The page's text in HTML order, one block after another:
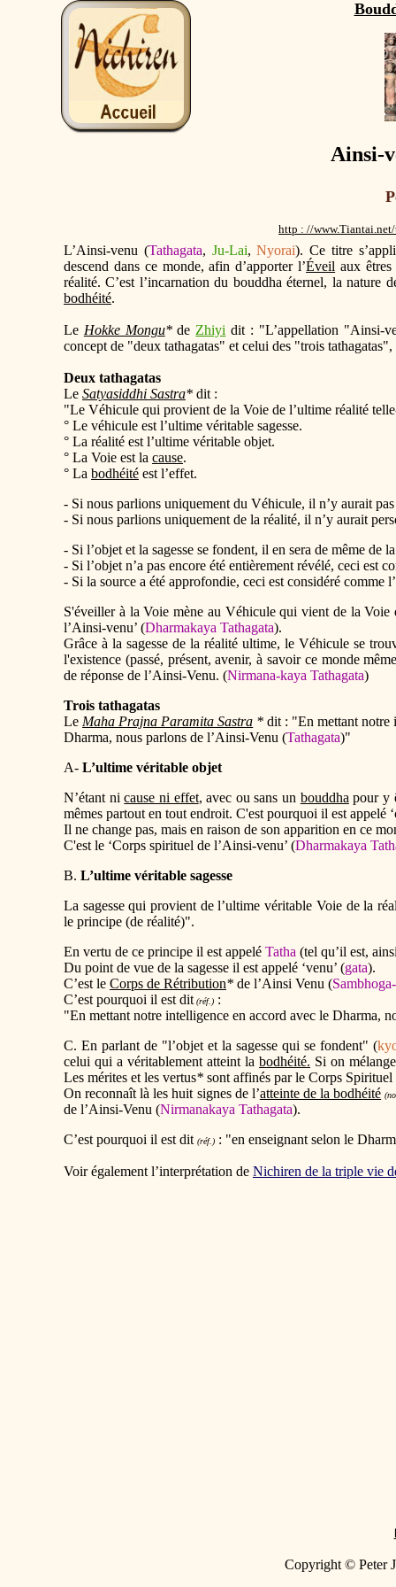
Ainsi-
http : //
L’Ainsi-venu (Tathagata, Ju-Lai,Nyorai). Ce titre
descend dans ce monde, afin d’apporter l’Éveil aux
réalité. C’est l’incarnation du bouddha éternel, la nature
bodhéité.
Le Hokke Mongu* de Zhiyi dit : "L’appellation "Ainsi-
concept de "deux tathagatas" et celui des "trois
Deux tathagatas
Le Satyasiddhi Sastra* dit :
"Le Véhicule qui provient de la Voie de l’ultime réalité
° Le véhicule est l’ultime véritable sagesse.
° La réalité est l’ultime véritable objet.
° La Voie est la cause.
° La bodhéité est l’effet.
- Si nous parlions uniquement du Véhicule, il n’y aurait
- Si nous parlions uniquement de la réalité, il n’y aurait
- Si l’objet et la sagesse se fondent, il en sera de même de
- Si l’objet n’a pas encore été entièrement révélé, ceci est
- Si la source a été approfondie, ceci est considéré comme
S'éveiller à la Voie mène au Véhicule qui vient de la
l’Ainsi-venu’ (Dharmakaya Tathagata).
Grâce à la sagesse de la réalité ultime, le Véhicule se
l'existence (passé, présent, avenir, à savoir ce monde
de réponse de l’Ainsi-Venu. (Nirmana-kaya Tathagata)
Trois tathagatas
Le Maha Prajna Paramita Sastra * dit : "En mettant notre
Dharma, nous parlons de l’Ainsi-Venu (Tathagata)"
A- L’ultime véritable objet
N’étant nicause ni effet, avec ou sans un bouddha pour y
mêmes partout en tout endroit. C'est pourquoi il est appelé
Il ne change pas, mais en raison de son apparition en ce
C'est le ‘Corps spirituel de l’Ainsi-venu’ (Dharmakaya
B. L’ultime véritable sagesse
La sagesse qui provient de l’ultime véritable Voie de la
le principe (de réalité)".
En vertu de ce principe il est appelé Tatha (tel qu’il est,
Du point de vue de la sagesse il est appelé ‘venu’ (gata).
C’est le Corps de Rétribution* de l’Ainsi Venu (
C’est pourquoi il est dit (réf.) :
"En mettant notre intelligence en accord avec le Dharma,
C. En parlant de "l’objet et la sagesse qui se fondent" (
celui qui a véritablement atteint la bodhéité. Si on
Les mérites et les vertus* sont affinés par le Corps Spirituel
On reconnaît là les huit signes de l’atteinte de la bodhéité
de l’Ainsi-Venu (Nirmanakaya Tathagata).
C’est pourquoi il est dit (réf.) : "en enseignant selon le
Voir également l’interprétation de Nichiren de la triple vie
Copyright © Peter